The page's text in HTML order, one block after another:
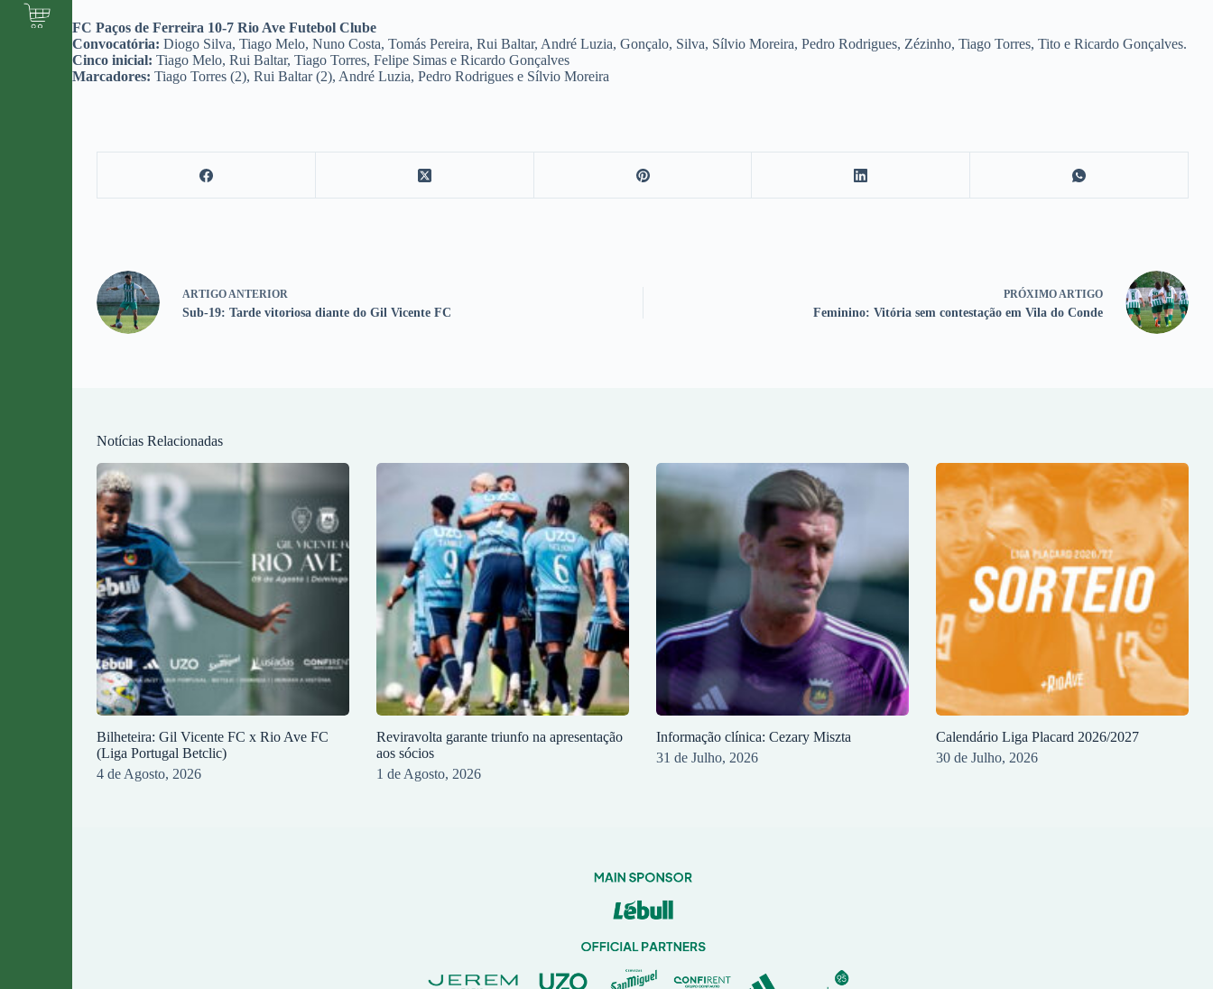
FC Paços de Ferreira 10-7 Rio Ave Futebol Clube
Convocatória: Diogo Silva, Tiago Melo, Nuno Costa, Tomás Pereira, Rui Baltar, André Luzia, Gonçalo, Silva, Sílvio Moreira, Pedro Rodrigues, Zézinho, Tiago Torres, Tito e Ricardo Gonçalves.
Cinco inicial: Tiago Melo, Rui Baltar, Tiago Torres, Felipe Simas e Ricardo Gonçalves
Marcadores: Tiago Torres (2), Rui Baltar (2), André Luzia, Pedro Rodrigues e Sílvio Moreira
ARTIGO ANTERIOR
Sub-19: Tarde vitoriosa diante do Gil Vicente FC
PRÓXIMO ARTIGO
Feminino: Vitória sem contestação em Vila do Conde
Notícias Relacionadas
Bilheteira: Gil Vicente FC x Rio Ave FC
(Liga Portugal Betclic)
4 de Agosto, 2026
Reviravolta garante triunfo na apresentação
aos sócios
1 de Agosto, 2026
Informação clínica: Cezary Miszta
31 de Julho, 2026
Calendário Liga Placard 2026/2027
30 de Julho, 2026